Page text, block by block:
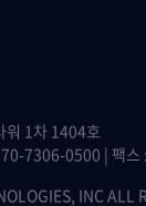
워 1차 1404호
7306-0500 | 팩
INC ALL